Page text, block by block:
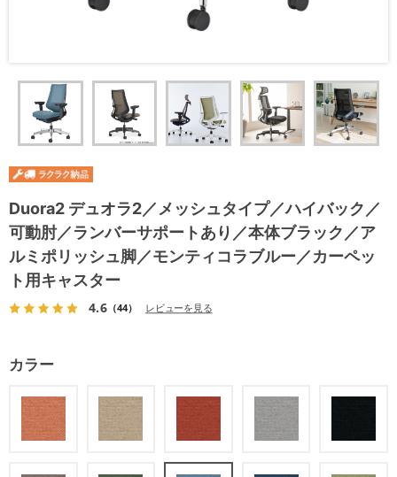
Duora2 デュオラ2／メッシュタイプ／ハイバック／
可動肘／ランバーサポートあり／本体ブラック／ア
ルミポリッシュ脚／モンティコラブルー／カーペッ
ト用キャスター
4.6（44） レビューを見る
カラー